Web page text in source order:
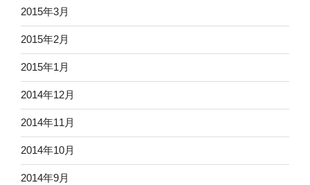
2015年3月
2015年2月
2015年1月
2014年12月
2014年11月
2014年10月
2014年9月